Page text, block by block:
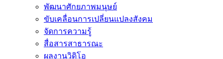
พัฒนาศักยภาพมนุษย์
ขับเคลื่อนการเปลี่ยนแปลงสังคม
จัดการความรู้
สื่อสารสาธารณะ
ผลงานวิดิโอ